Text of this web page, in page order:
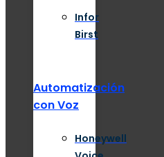
Infor
Birst
Automatización
con Voz
Honeywell